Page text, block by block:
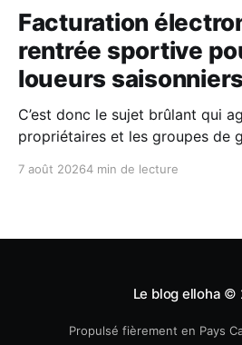
Facturation
rentrée sportive
loueurs
C’est donc le sujet brûlant qui
propriétaires et les groupes de
7 août 20264 min de lecture
Le blog elloha ©
Propulsé fièrement en Pays